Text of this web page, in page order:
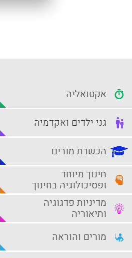
אקטואליה
גני ילדים ואקדמיה
הכשרת מורים
חינוך מיוחד
ופסיכולוגיה בחינוך
מדיניות פדגוגיה
ותיאוריה
מורים והוראה